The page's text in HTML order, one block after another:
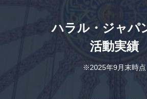
ハラル・ジャパ
活動実績
※2025年9月末時点